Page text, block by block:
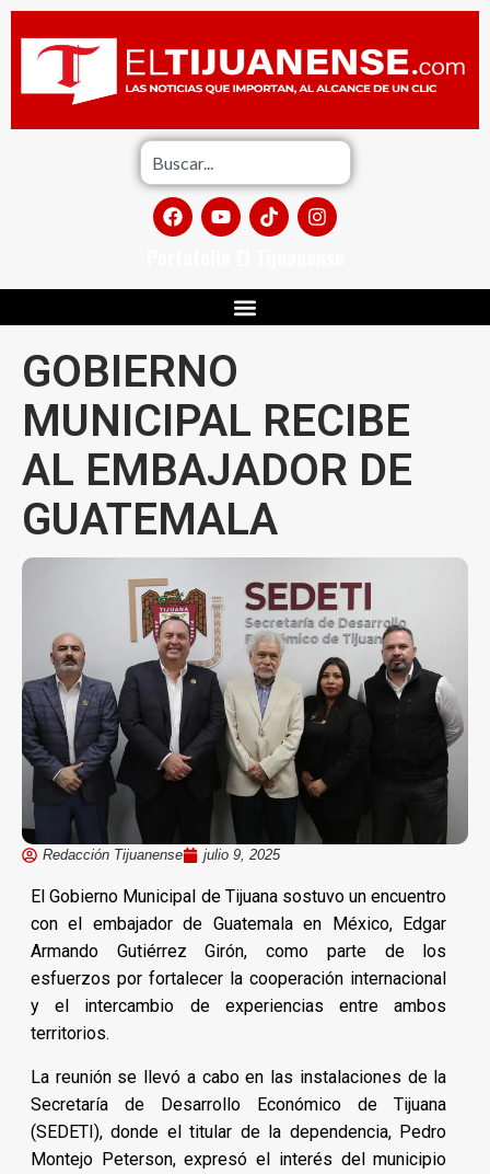
GOBIERNO
MUNICIPAL RECIBE
AL EMBAJADOR DE
GUATEMALA
Redacción Tijuanense julio 9, 2025
El Gobierno Municipal de Tijuana sostuvo un encuentro
con el embajador de Guatemala en México, Edgar
Armando Gutiérrez Girón, como parte de los
esfuerzos por fortalecer la cooperación internacional
y el intercambio de experiencias entre ambos
territorios.
La reunión se llevó a cabo en las instalaciones de la
Secretaría de Desarrollo Económico de Tijuana
(SEDETI), donde el titular de la dependencia, Pedro
Montejo Peterson, expresó el interés del municipio